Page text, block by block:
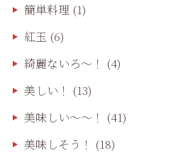
簡単料理 (1)
紅玉 (6)
綺麗ないろ～！ (4)
美しい！ (13)
美味しい〜〜！ (41)
美味しそう！ (18)